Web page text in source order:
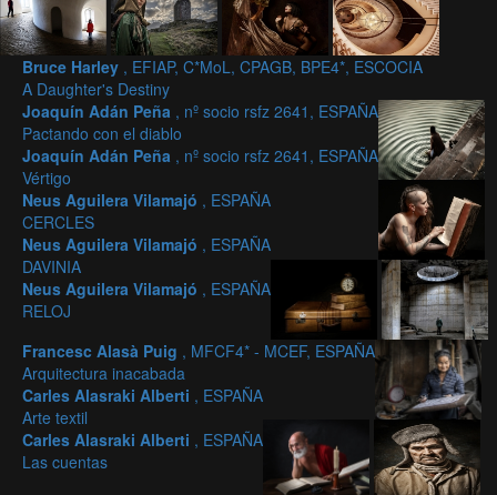
Bruce Harley , EFIAP, C*MoL, CPAGB, BPE4*, ESCOCIA
A Daughter's Destiny
Joaquín Adán Peña , nº socio rsfz 2641, ESPAÑA
Pactando con el diablo
Joaquín Adán Peña , nº socio rsfz 2641, ESPAÑA
Vértigo
Neus Aguilera Vilamajó , ESPAÑA
CERCLES
Neus Aguilera Vilamajó , ESPAÑA
DAVINIA
Neus Aguilera Vilamajó , ESPAÑA
RELOJ
Francesc Alasà Puig , MFCF4* - MCEF, ESPAÑA
Arquitectura inacabada
Carles Alasraki Alberti , ESPAÑA
Arte textil
Carles Alasraki Alberti , ESPAÑA
Las cuentas